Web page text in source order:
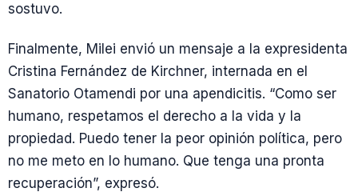
sostuvo.
Finalmente, Milei envió un mensaje a la expresidenta
Cristina Fernández de Kirchner, internada en el
Sanatorio Otamendi por una apendicitis. “Como ser
humano, respetamos el derecho a la vida y la
propiedad. Puedo tener la peor opinión política, pero
no me meto en lo humano. Que tenga una pronta
recuperación”, expresó.